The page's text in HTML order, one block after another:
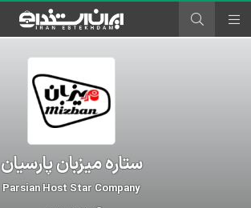
ستاره میزبان پارسیان
Parsian Host Star Company